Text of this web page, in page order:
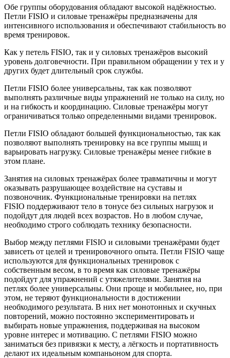
Обе группы оборудования обладают высокой надёжностью.
Петли FISIO и силовые тренажёры предназначены для
интенсивного использования и обеспечивают стабильность во
время тренировок.
Как у петель FISIO, так и у силовых тренажёров высокий
уровень долговечности. При правильном обращении у тех и у
других будет длительный срок службы.
Петли FISIO более универсальны, так как позволяют
выполнять различные виды упражнений не только на силу, но
и на гибкость и координацию. Силовые тренажёры могут
ограничиваться только определенными видами тренировок.
Петли FISIO обладают большей функциональностью, так как
позволяют выполнять тренировку на все группы мышц и
варьировать нагрузку. Силовые тренажёры менее гибкие в
этом плане.
Занятия на силовых тренажёрах более травматичны и могут
оказывать разрушающее воздействие на суставы и
позвоночник. Функциональные тренировки на петлях
FISIO поддерживают тело в тонусе без сильных нагрузок и
подойдут для людей всех возрастов. Но в любом случае,
необходимо строго соблюдать технику безопасности.
Выбор между петлями FISIO и силовыми тренажёрами будет
зависеть от целей и тренировочного опыта. Петли FISIO чаще
используются для функциональных тренировок с
собственным весом, в то время как силовые тренажёры
подойдут для упражнений с утяжелителями. Занятия на
петлях более универсальны. Они проще и мобильнее, но, при
этом, не теряют функциональности в достижении
необходимого результата. В них нет монотонных и скучных
повторений, можно постоянно экспериментировать и
выбирать новые упражнения, поддерживая на высоком
уровне интерес и мотивацию. С петлями FISIO можно
заниматься без привязки к месту, а лёгкость и портативность
делают их идеальным компаньоном для спорта.